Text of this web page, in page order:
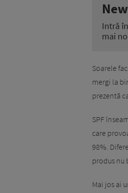
Intră
mai
Soarele
mergi la
prezentă
SPF
care
98%.
produs nu
Mai jos ai